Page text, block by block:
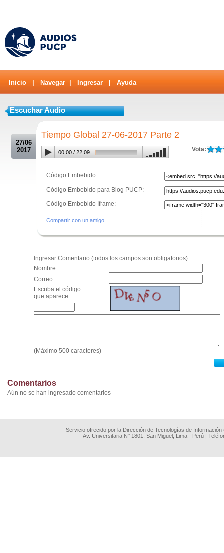
Inicio Navegar Ingresar Ayuda
Escuchar Audio
27/06
2017
Tiempo Global 27-06-2017 Parte 2
Vota:
00:00 / 22:09
Código Embebido:
Código Embebido para Blog PUCP:
Código Embebido Iframe:
Compartir con un amigo
Ingresar Comentario (todos los campos son obligatorios)
Nombre:
Correo:
Escriba el código
que aparece:
(Máximo 500 caracteres)
Comentarios
Aún no se han ingresado comentarios
Servicio ofrecido por la Dirección de Tecnologías de
Av. Universitaria N° 1801, San Miguel, Lima - Perú |